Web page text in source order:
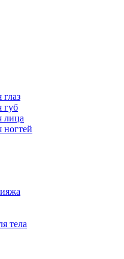
глаз
губ
лица
ногтей
тела